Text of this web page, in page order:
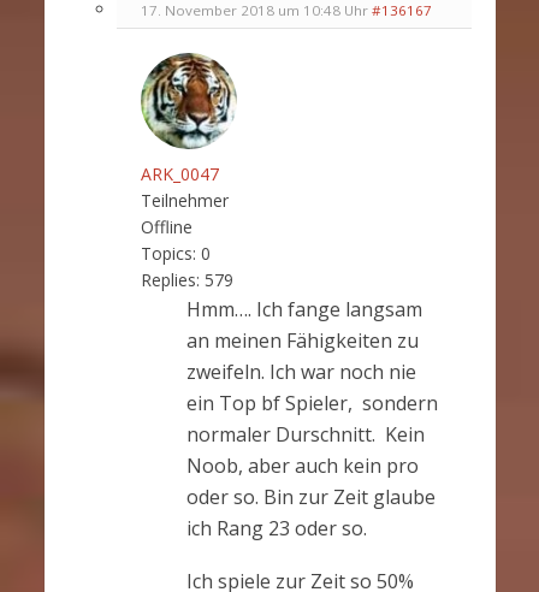
17. November 2018 um 10:48 Uhr #136167
ARK_0047
Teilnehmer
Offline
Topics: 0
Replies: 579
Hmm…. Ich fange langsam
an meinen Fähigkeiten zu
zweifeln. Ich war noch nie
ein Top bf Spieler, sondern
normaler Durschnitt. Kein
Noob, aber auch kein pro
oder so. Bin zur Zeit glaube
ich Rang 23 oder so.
Ich spiele zur Zeit so 50%